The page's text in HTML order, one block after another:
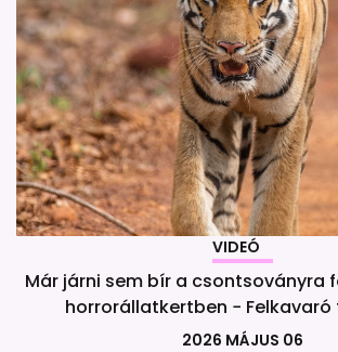
VIDEÓ
Már járni sem bír a csontsoványra
horrorállatkertben − Felkavaró
2026 MÁJUS 06